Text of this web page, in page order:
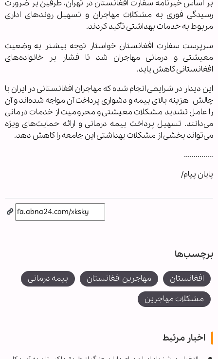
بر اساس خبرنامه سفارت افغانستان در تهران، طرفین بر ضرورت
رسیدگی فوری به مشکلات مهاجران و تسهیل روندهای اداری
مربوط به خدمات بهداشتی تأکید کردند.
سرپرست سفارت افغانستان خواستار توجه بیشتر به وضعیت
معیشتی و درمانی مهاجران شد تا فشار بر خانواده‌های
افغانستانی کاهش یابد.
این دیدار در شرایطی انجام شده که مهاجران افغانستانی در ایران با
چالش‌ هزینه بالای بیمه و دشواری پرداخت آن مواجه شده‌اند و آن
را عامل تشدید مشکلات معیشتی و محرومیت از خدمات درمانی
می‌دانند. تسهیل پرداخت بیمه درمانی و ارائه حمایت‌های ویژه
می‌تواند بخشی از مشکلات بهداشتی این جامعه را کاهش دهد.
...............
پایان پیام/
برچسب‌ها
افغانستان مهاجرین افغانستان
بیمه درمانی
مشکلات مهاجرین
اخبار مرتبط